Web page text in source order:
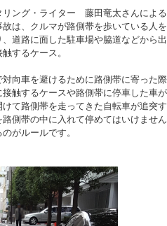
リング・ライター 藤田竜太さんによ
は、クルマが路側帯を歩いている人
、道路に面した駐車場や脇道などから
するケース。
向車を避けるために路側帯に寄った
触するケースや路側帯に停車した車
て路側帯を走ってきた自転車が追突
側帯の中に入れて停めてはいけませ
がルールです。